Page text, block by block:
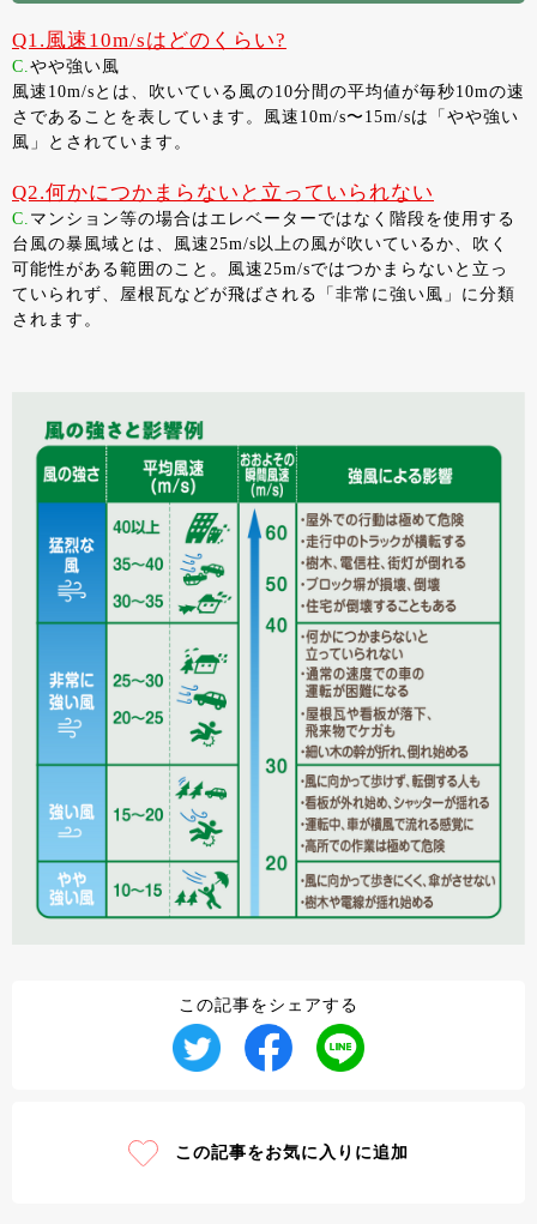
Q1.風速10m/sはどのくらい?
C. やや強い風
風速10m/sとは、吹いている風の10分間の平均値が毎秒10mの速
さであることを表しています。風速10m/s〜15m/sは「やや強い
風」とされています。
Q2.何かにつかまらないと立っていられない
C. マンション等の場合はエレベーターではなく階段を使用する
台風の暴風域とは、風速25m/s以上の風が吹いているか、吹く
可能性がある範囲のこと。風速25m/sではつかまらないと立っ
ていられず、屋根瓦などが飛ばされる「非常に強い風」に分類
されます。
この記事をシェアする
この記事をお気に入りに追加